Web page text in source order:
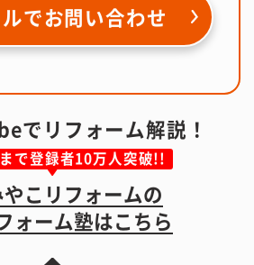
でお問い合わせ
でリフォーム解説！
で登録者10万人突破!!
こリフォームの
ォーム塾はこちら